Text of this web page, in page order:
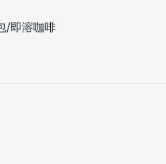
/即溶咖啡